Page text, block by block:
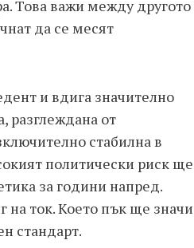
Това важи между другото
да се месят
и вдига значително
разглеждана от
стабилна в
политически риск ще
за години напред.
на ток. Което пък ще значи
стандарт.